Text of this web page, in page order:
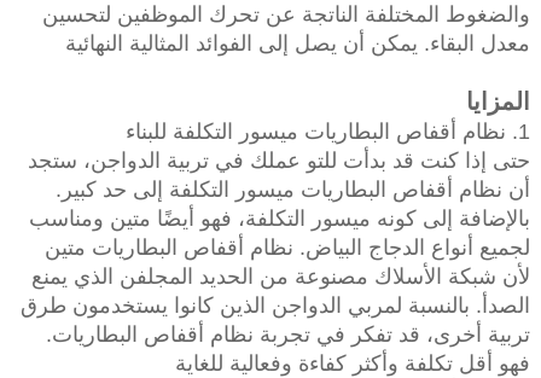
والضغوط المختلفة الناتجة عن تحرك الموظفين لتحسين
معدل البقاء. يمكن أن يصل إلى الفوائد المثالية النهائية
المزايا
1. نظام أقفاص البطاريات ميسور التكلفة للبناء
حتى إذا كنت قد بدأت للتو عملك في تربية الدواجن، ستجد
أن نظام أقفاص البطاريات ميسور التكلفة إلى حد كبير.
بالإضافة إلى كونه ميسور التكلفة، فهو أيضًا متين ومناسب
لجميع أنواع الدجاج البياض. نظام أقفاص البطاريات متين
لأن شبكة الأسلاك مصنوعة من الحديد المجلفن الذي يمنع
الصدأ. بالنسبة لمربي الدواجن الذين كانوا يستخدمون طرق
تربية أخرى، قد تفكر في تجربة نظام أقفاص البطاريات.
فهو أقل تكلفة وأكثر كفاءة وفعالية للغاية